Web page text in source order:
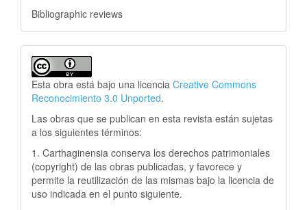
Bibliographic reviews
Esta obra está bajo una licencia Creative Commons
Reconocimiento 3.0 Unported.
Las obras que se publican en esta revista están sujetas
a los siguientes términos:
1. Carthaginensia conserva los derechos patrimoniales
(copyright) de las obras publicadas, y favorece y
permite la reutilización de las mismas bajo la licencia de
uso indicada en el punto siguiente.